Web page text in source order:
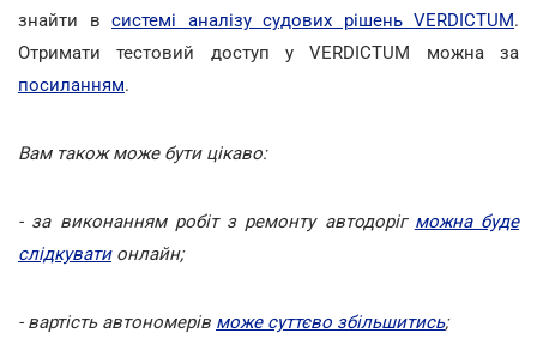
знайти в системі аналізу судових рішень VERDICTUM.
Отримати тестовий доступ у VERDICTUM можна за
посиланням.
Вам також може бути цікаво:
- за виконанням робіт з ремонту автодоріг можна буде
слідкуватионлайн;
- вартість автономерів може суттєво збільшитись;